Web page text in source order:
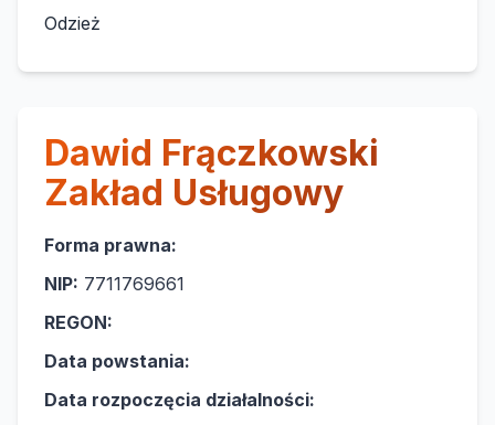
Odzież
Dawid Frączkowski
Zakład Usługowy
Forma prawna:
NIP: 7711769661
REGON:
Data powstania:
Data rozpoczęcia działalności: